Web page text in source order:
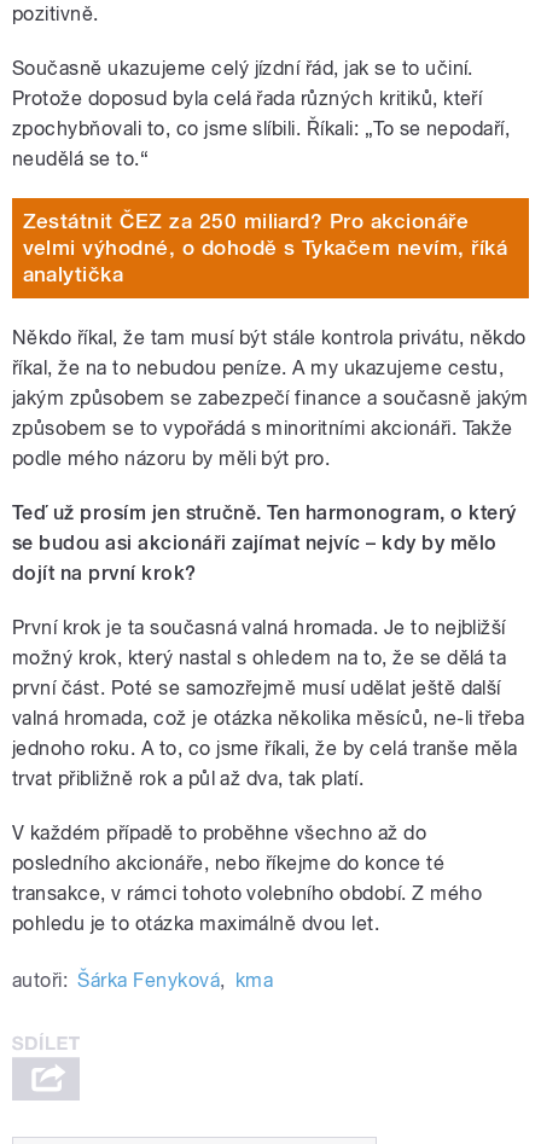
pozitivně.
Současně ukazujeme celý jízdní řád, jak se to učiní.
Protože doposud byla celá řada různých kritiků, kteří
zpochybňovali to, co jsme slíbili. Říkali: „To se nepodaří,
neudělá se to.“
Zestátnit ČEZ za 250 miliard? Pro akcionáře
velmi výhodné, o dohodě s Tykačem nevím, říká
analytička
Někdo říkal, že tam musí být stále kontrola privátu, někdo
říkal, že na to nebudou peníze. A my ukazujeme cestu,
jakým způsobem se zabezpečí finance a současně jakým
způsobem se to vypořádá s minoritními akcionáři. Takže
podle mého názoru by měli být pro.
Teď už prosím jen stručně. Ten harmonogram, o který
se budou asi akcionáři zajímat nejvíc – kdy by mělo
dojít na první krok?
První krok je ta současná valná hromada. Je to nejbližší
možný krok, který nastal s ohledem na to, že se dělá ta
první část. Poté se samozřejmě musí udělat ještě další
valná hromada, což je otázka několika měsíců, ne-li třeba
jednoho roku. A to, co jsme říkali, že by celá tranše měla
trvat přibližně rok a půl až dva, tak platí.
V každém případě to proběhne všechno až do
posledního akcionáře, nebo říkejme do konce té
transakce, v rámci tohoto volebního období. Z mého
pohledu je to otázka maximálně dvou let.
autoři: Šárka Fenyková, kma